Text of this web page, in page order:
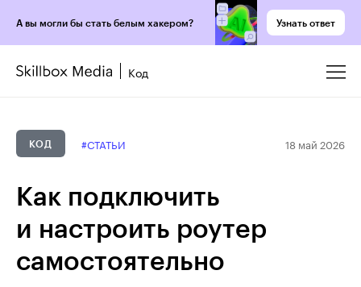
А вы могли бы стать белым хакером? Узнать ответ
Код
КОД #СТАТЬИ 18 май 2026
Как подключить
и настроить роутер
самостоятельно